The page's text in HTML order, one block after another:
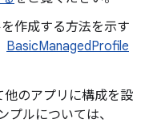
作成する方法を示す
BasicManagedProfile
他のアプリに構成を設
ルについては、